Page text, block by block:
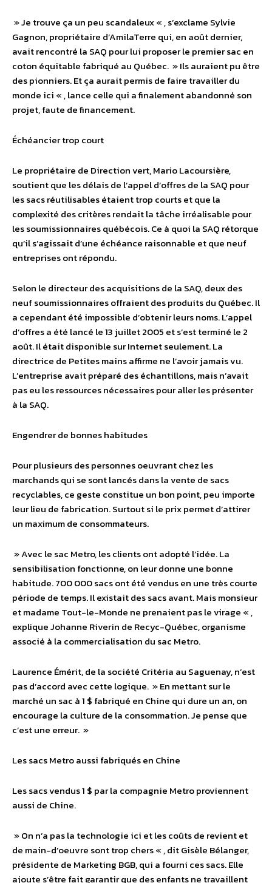
» Je trouve ça un peu scandaleux « , s’exclame Sylvie
Gagnon, propriétaire d’AmilaTerre qui, en août dernier,
avait rencontré la SAQ pour lui proposer le premier sac en
coton équitable fabriqué au Québec. » Ils auraient pu être
des pionniers. Et ça aurait permis de faire travailler du
monde ici « , lance celle qui a finalement abandonné son
projet, faute de financement.
Échéancier trop court
Le propriétaire de Direction vert, Mario Lacoursière,
soutient que les délais de l’appel d’offres de la SAQ pour
les sacs réutilisables étaient trop courts et que la
complexité des critères rendait la tâche irréalisable pour
les soumissionnaires québécois. Ce à quoi la SAQ rétorque
qu’il s’agissait d’une échéance raisonnable et que neuf
entreprises ont répondu.
Selon le directeur des acquisitions de la SAQ, deux des
neuf soumissionnaires offraient des produits du Québec. Il
a cependant été impossible d’obtenir leurs noms. L’appel
d’offres a été lancé le 13 juillet 2005 et s’est terminé le 2
août. Il était disponible sur Internet seulement. La
directrice de Petites mains affirme ne l’avoir jamais vu.
L’entreprise avait préparé des échantillons, mais n’avait
pas eu les ressources nécessaires pour aller les présenter
à la SAQ.
Engendrer de bonnes habitudes
Pour plusieurs des personnes oeuvrant chez les
marchands qui se sont lancés dans la vente de sacs
recyclables, ce geste constitue un bon point, peu importe
leur lieu de fabrication. Surtout si le prix permet d’attirer
un maximum de consommateurs.
» Avec le sac Metro, les clients ont adopté l’idée. La
sensibilisation fonctionne, on leur donne une bonne
habitude. 700 000 sacs ont été vendus en une très courte
période de temps. Il existait des sacs avant. Mais monsieur
et madame Tout-le-Monde ne prenaient pas le virage « ,
explique Johanne Riverin de Recyc-Québec, organisme
associé à la commercialisation du sac Metro.
Laurence Émérit, de la société Critéria au Saguenay, n’est
pas d’accord avec cette logique. » En mettant sur le
marché un sac à 1 $ fabriqué en Chine qui dure un an, on
encourage la culture de la consommation. Je pense que
c’est une erreur. »
Les sacs Metro aussi fabriqués en Chine
Les sacs vendus 1 $ par la compagnie Metro proviennent
aussi de Chine.
» On n’a pas la technologie ici et les coûts de revient et
de main-d’oeuvre sont trop chers « , dit Gisèle Bélanger,
présidente de Marketing BGB, qui a fourni ces sacs. Elle
ajoute s’être fait garantir que des enfants ne travaillent